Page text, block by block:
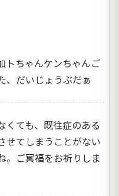
トちゃんケンちゃんご
、だいじょうぶだぁ
くても、既往症のある
せてしまうことがない
。ご冥福をお祈りしま